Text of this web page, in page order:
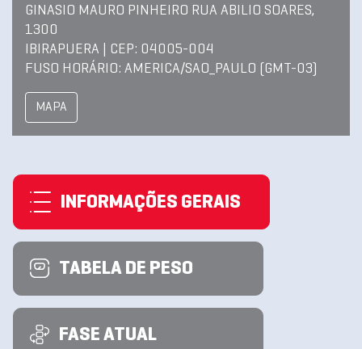
GINASIO MAURO PINHEIRO RUA ABILIO SOARES,
1300
IBIRAPUERA | CEP: 04005-004
FUSO HORÁRIO: AMERICA/SAO_PAULO (GMT-03)
MAPA
INFORMAÇÕES GERAIS
TABELA DE PESO
FASE ATUAL